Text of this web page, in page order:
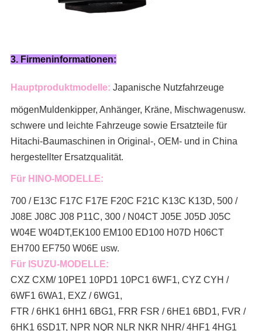
3. Firmeninformationen:
Hauptproduktmodelle: Japanische Nutzfahrzeuge
mögenMuldenkipper, Anhänger, Kräne, Mischwagenusw.
schwere und leichte Fahrzeuge sowie Ersatzteile für
Hitachi-Baumaschinen in Original-, OEM- und in China
hergestellter Ersatzqualität.
Für HINO-MODELLE:
700 / E13C F17C F17E F20C F21C K13C K13D, 500 /
J08E J08C J08 P11C, 300 / N04CT J05E J05D J05C
W04E W04DT,EK100 EM100 ED100 H07D H06CT
EH700 EF750 W06E usw.
Für ISUZU-MODELLE:
CXZ CXM/ 10PE1 10PD1 10PC1 6WF1, CYZ CYH /
6WF1 6WA1, EXZ / 6WG1,
FTR / 6HK1 6HH1 6BG1, FRR FSR / 6HE1 6BD1, FVR /
6HK1 6SD1T, NPR NQR NLR NKR NHR/ 4HF1 4HG1